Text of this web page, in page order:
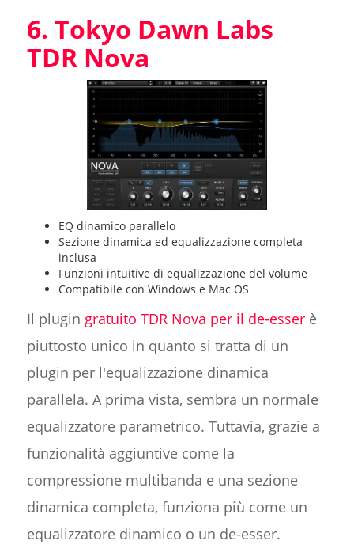
6. Tokyo Dawn Labs
TDR Nova
EQ dinamico parallelo
Sezione dinamica ed equalizzazione completa
inclusa
Funzioni intuitive di equalizzazione del volume
Compatibile con Windows e Mac OS
Il plugin gratuito TDR Nova per il de-esserè
piuttosto unico in quanto si tratta di un
plugin per l'equalizzazione dinamica
parallela. A prima vista, sembra un normale
equalizzatore parametrico. Tuttavia, grazie a
funzionalità aggiuntive come la
compressione multibanda e una sezione
dinamica completa, funziona più come un
equalizzatore dinamico o un de-esser.